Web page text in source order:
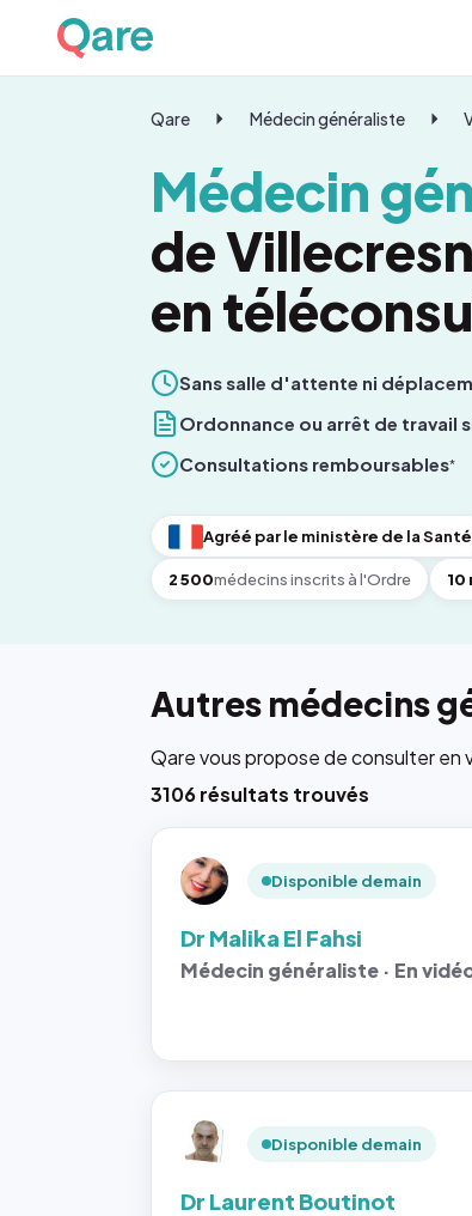
Qare Médecin généraliste
Médecin
de
en
Sans salle d'attente ni
Ordonnance ou arrêt de travail
Consultations remboursables*
Agréé par le ministère de la Santé
2 500médecins inscrits à l'Ordre 10
Autres médecins
Qare vous propose de consulter en
3106 résultats trouvés
Disponible demain
Dr Malika El Fahsi
Médecin généraliste · En
Disponible demain
Dr Laurent Boutinot